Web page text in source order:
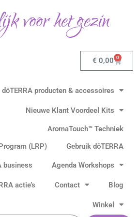
voor het gezin
€ 0,00 0
dōTERRA producten & accessoires
Nieuwe Klant Voordeel Kits
AromaTouch™ Techniek
(LRP)
Gebruik dōTERRA
business Agenda Workshops
actie’s Contact Blog
Winkel